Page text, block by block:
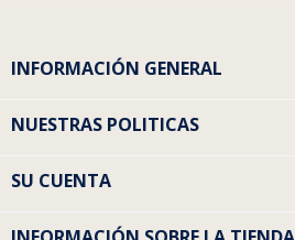
INFORMACIÓN GENERAL
NUESTRAS POLITICAS
SU CUENTA